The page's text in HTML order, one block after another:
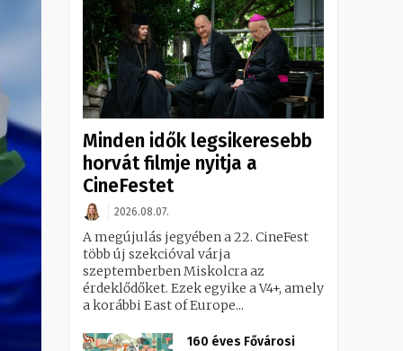
Minden idők legsikeresebb
horvát filmje nyitja a
CineFestet
2026.08.07.
A megújulás jegyében a 22. CineFest
több új szekcióval várja
szeptemberben Miskolcra az
érdeklődőket. Ezek egyike a V4+, amely
a korábbi East of Europe...
160 éves Fővárosi